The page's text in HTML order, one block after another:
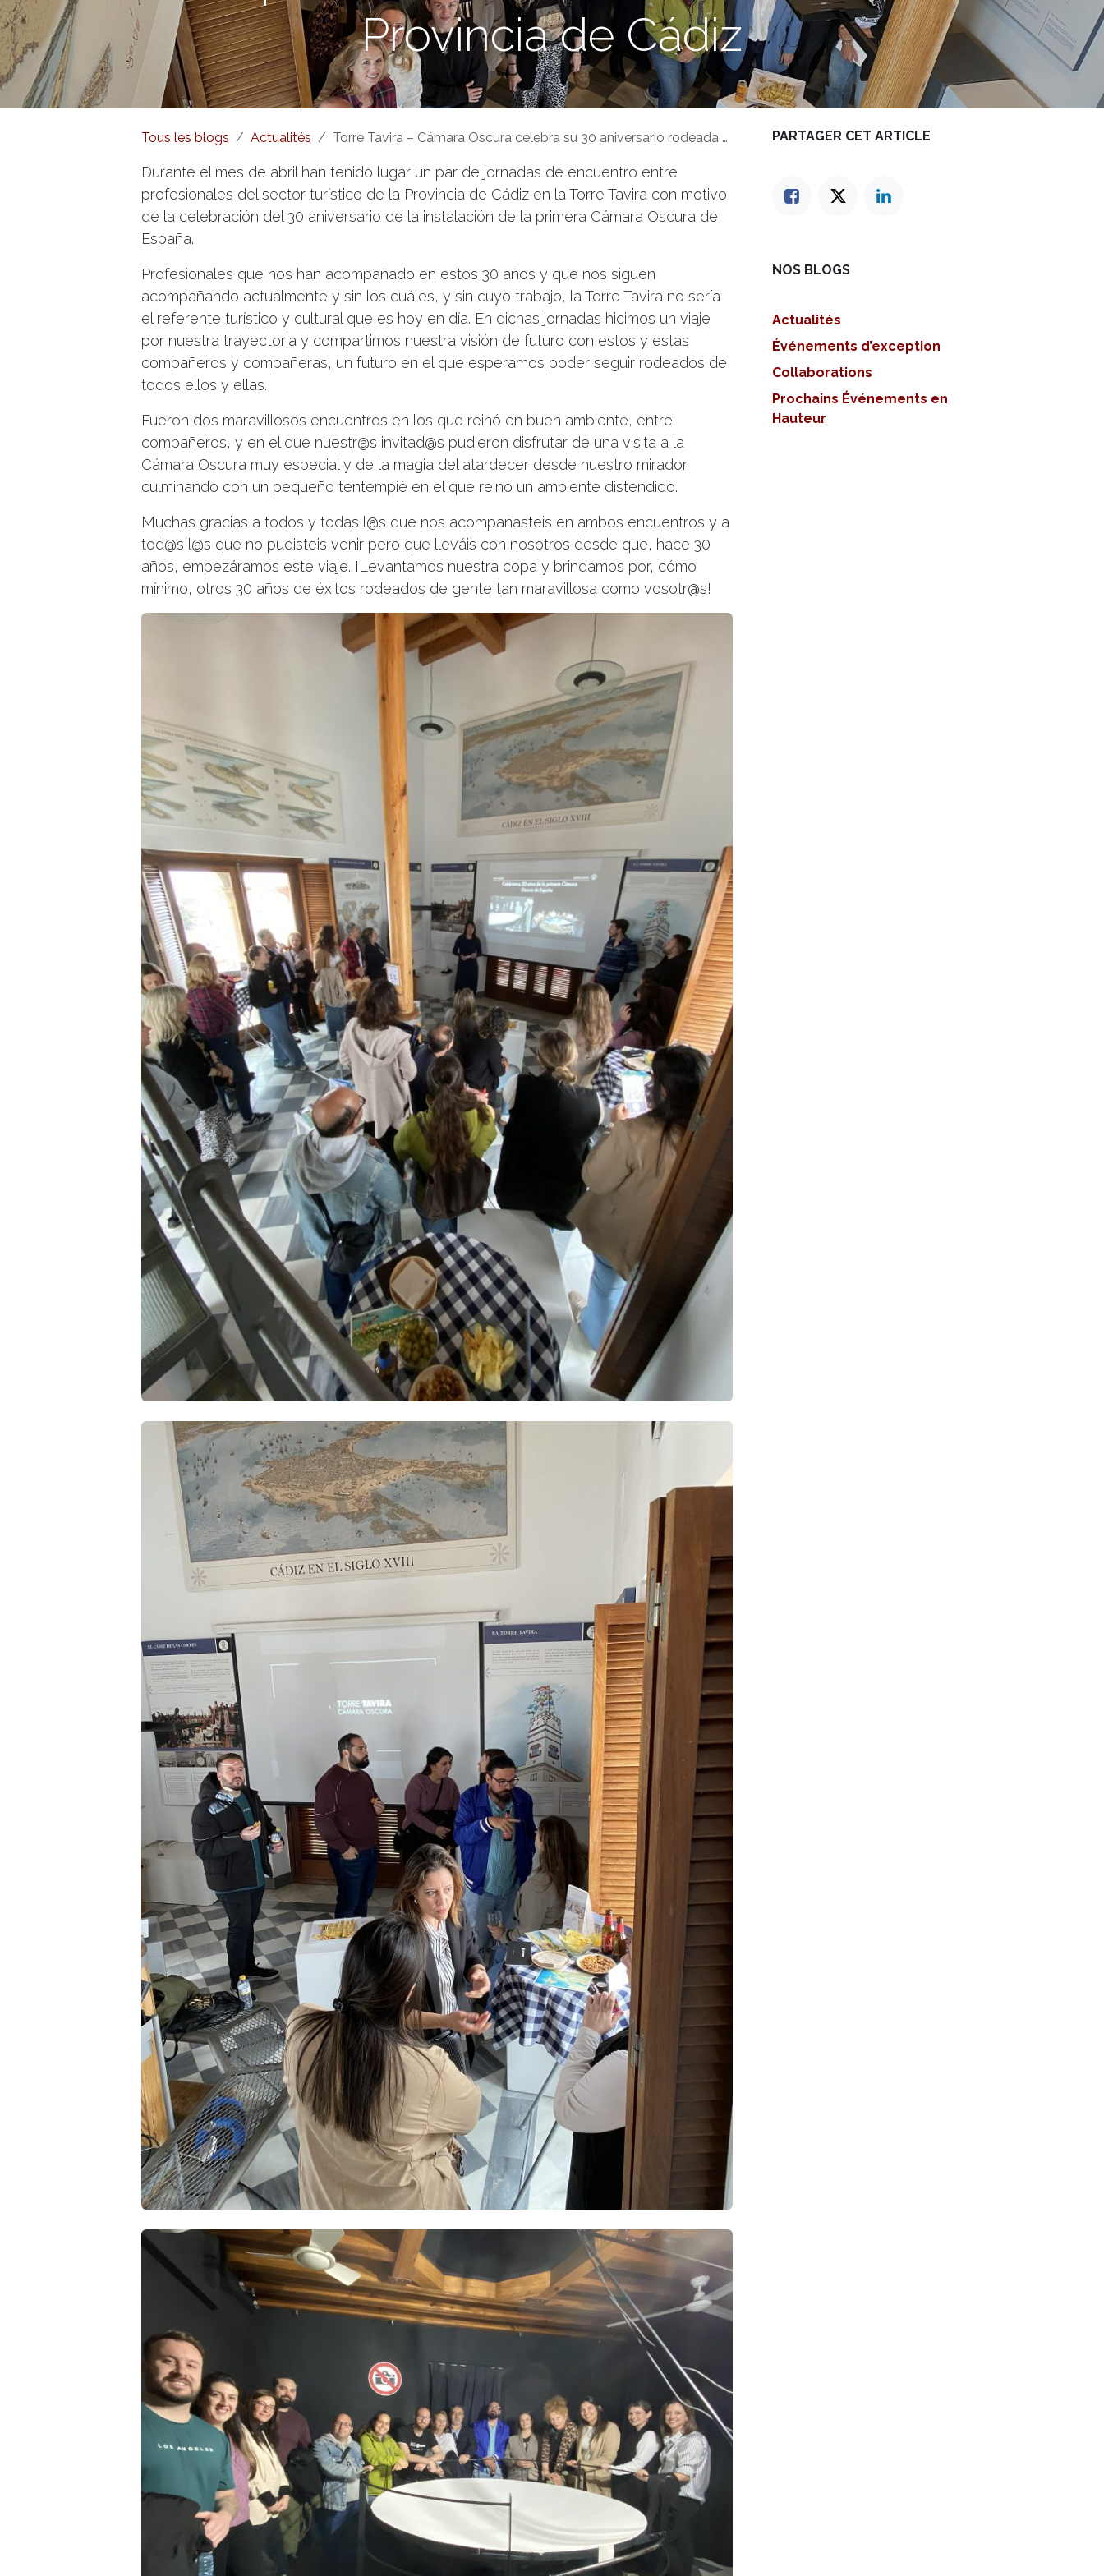
Provincia de Cádiz
Tous les blogs Actualités Torre Tavira – Cámara Oscura celebra su 30 aniversario rodeada de compañeros y compañeras del sector turístico de la Provincia de Cádiz
Durante el mes de abril han tenido lugar un par de jornadas de encuentro entre
profesionales del sector turístico de la Provincia de Cádiz en la Torre Tavira con motivo
de la celebración del 30 aniversario de la instalación de la primera Cámara Oscura de
España.
Profesionales que nos han acompañado en estos 30 años y que nos siguen
acompañando actualmente y sin los cuáles, y sin cuyo trabajo, la Torre Tavira no sería
el referente turístico y cultural que es hoy en día. En dichas jornadas hicimos un viaje
por nuestra trayectoria y compartimos nuestra visión de futuro con estos y estas
compañeros y compañeras, un futuro en el que esperamos poder seguir rodeados de
todos ellos y ellas.
Fueron dos maravillosos encuentros en los que reinó en buen ambiente, entre
compañeros, y en el que nuestr@s invitad@s pudieron disfrutar de una visita a la
Cámara Oscura muy especial y de la magia del atardecer desde nuestro mirador,
culminando con un pequeño tentempié en el que reinó un ambiente distendido.
Muchas gracias a todos y todas l@s que nos acompañasteis en ambos encuentros y a
tod@s l@s que no pudisteis venir pero que lleváis con nosotros desde que, hace 30
años, empezáramos este viaje. ¡Levantamos nuestra copa y brindamos por, cómo
mínimo, otros 30 años de éxitos rodeados de gente tan maravillosa como vosotr@s!
PARTAGER CET ARTICLE
NOS BLOGS
Actualités
Événements d’exception
Collaborations
Prochains Événements en
Hauteur